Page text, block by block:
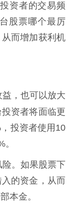
资者的交易频
股票哪个最厉
而增加获利机
，也可以放大
投资者将面临更
投资者使用10
。如果股票下
的资金，从而
本金。